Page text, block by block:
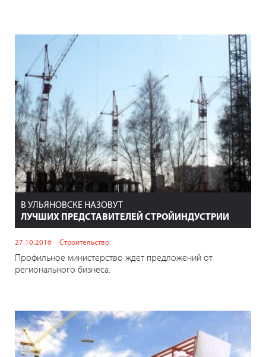
В УЛЬЯНОВСКЕ НАЗОВУТ
ЛУЧШИХ ПРЕДСТАВИТЕЛЕЙ СТРОЙИНДУСТРИИ
27.10.2016 Строительство
Профильное министерство ждет предложений от
регионального бизнеса.